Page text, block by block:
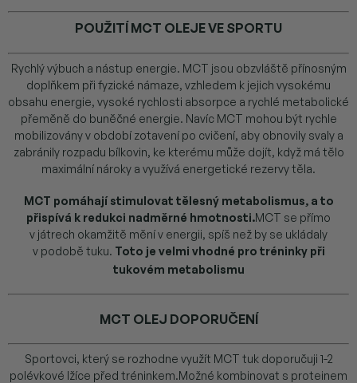
POUŽITÍ MCT OLEJE VE SPORTU
Rychlý výbuch a nástup energie. MCT jsou obzvláště přínosným
doplňkem při fyzické námaze, vzhledem k jejich vysokému
obsahu energie, vysoké rychlosti absorpce a rychlé metabolické
přeměně do buněčné energie. Navíc MCT mohou být rychle
mobilizovány v období zotavení po cvičení, aby obnovily svaly a
zabránily rozpadu bílkovin, ke kterému může dojít, když má tělo
maximální nároky a využívá energetické rezervy těla.
MCT pomáhají stimulovat tělesný metabolismus, a to
přispívá k redukci nadměrné hmotnosti.MCT se přímo
v játrech okamžitě mění v energii, spíš než by se ukládaly
v podobě tuku. Toto je velmi vhodné pro tréninky při
tukovém metabolismu
MCT OLEJ DOPORUČENÍ
Sportovci, který se rozhodne využít MCT tuk doporučuji 1-2
polévkové lžíce před tréninkem.Možné kombinovat s proteinem